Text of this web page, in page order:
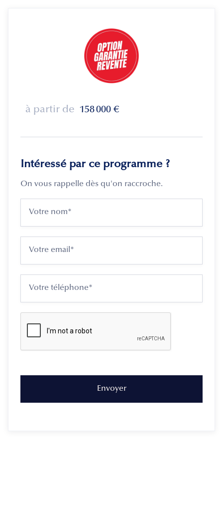
à partir de 158 000 €
Intéressé par ce programme ?
On vous rappelle dès qu'on raccroche.